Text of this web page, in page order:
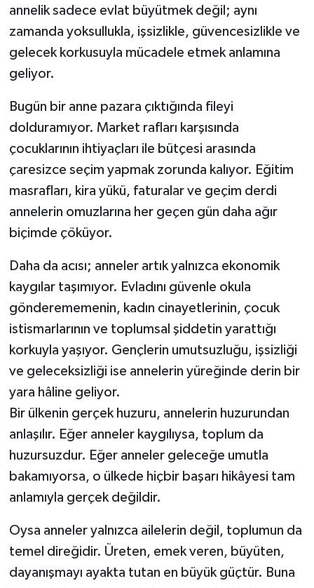
annelik sadece evlat büyütmek değil; aynı
zamanda yoksullukla, işsizlikle, güvencesizlikle ve
gelecek korkusuyla mücadele etmek anlamına
geliyor.
Bugün bir anne pazara çıktığında fileyi
dolduramıyor. Market rafları karşısında
çocuklarının ihtiyaçları ile bütçesi arasında
çaresizce seçim yapmak zorunda kalıyor. Eğitim
masrafları, kira yükü, faturalar ve geçim derdi
annelerin omuzlarına her geçen gün daha ağır
biçimde çöküyor.
Daha da acısı; anneler artık yalnızca ekonomik
kaygılar taşımıyor. Evladını güvenle okula
gönderememenin, kadın cinayetlerinin, çocuk
istismarlarının ve toplumsal şiddetin yarattığı
korkuyla yaşıyor. Gençlerin umutsuzluğu, işsizliği
ve geleceksizliği ise annelerin yüreğinde derin bir
yara hâline geliyor.
Bir ülkenin gerçek huzuru, annelerin huzurundan
anlaşılır. Eğer anneler kaygılıysa, toplum da
huzursuzdur. Eğer anneler geleceğe umutla
bakamıyorsa, o ülkede hiçbir başarı hikâyesi tam
anlamıyla gerçek değildir.
Oysa anneler yalnızca ailelerin değil, toplumun da
temel direğidir. Üreten, emek veren, büyüten,
dayanışmayı ayakta tutan en büyük güçtür. Buna